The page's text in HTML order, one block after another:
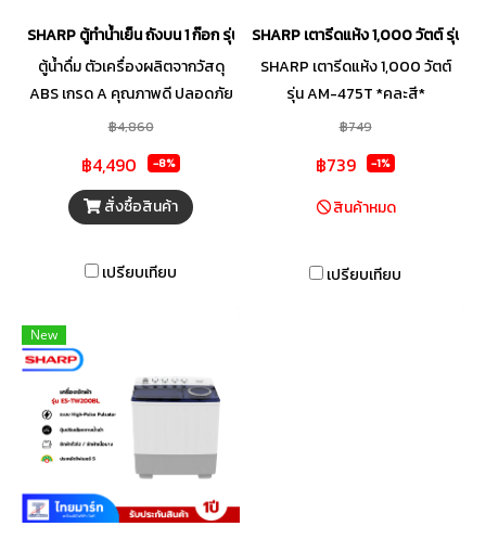
SHARP ตู้ทำน้ำเย็น ถังบน 1 ก๊อก รุ่น SB-C9S
ตู้น้ำดื่ม ตัวเครื่องผลิตจากวัสดุ
ABS เกรด A คุณภาพดี ปลอดภัย
แข็งแรง ทนทานต่อการใช้งาน
หรือร้านอาหารกับร้านคาเฟ่ขนาด
เล็ก พร้อมทั้งยังหมดกังวล ด้วย
ระบบตัดการทำงานอัตโนมัติหลัง
แบบปรับอุณหภูมิ นอกจากนี้ระบบ
฿4,860
฿4,490 -8%
สั่งซื้อสินค้า
เปรียบเทียบ
SHARP เตารีดแห้ง 1,000 วัตต์ รุ่น
SHARP เตารีดแห้ง 1,000 วัตต์
รุ่น AM-475T *คละสี*
฿749
฿739 -1%
สินค้าหมด
เปรียบเทียบ
New